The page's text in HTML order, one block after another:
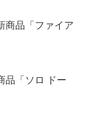
商品「ファイア
品「ソロ ドー